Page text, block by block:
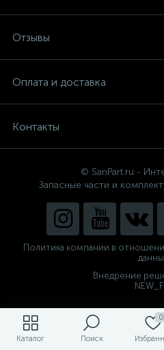
Каталог Поиск
0
Отзывы
Оплата и доставка
Контакты
© SanPart.ru -
Запасные части и
Политика компании в
Внедрение